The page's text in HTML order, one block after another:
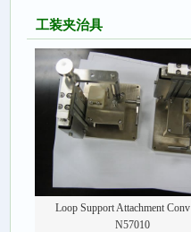
工装夹治具
Loop Support Attachment
N57010